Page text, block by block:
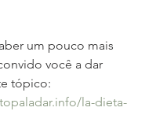
um pouco mais
você a dar
tópico:
la-dieta-